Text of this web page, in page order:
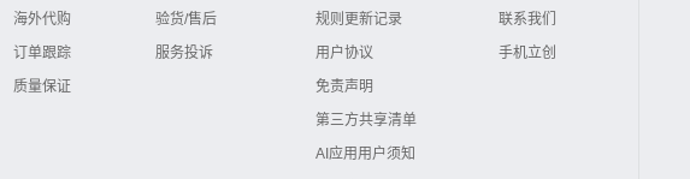
海外代购
订单跟踪
质量保证
验货/售后
服务投诉
规则更新记录
用户协议
免责声明
第三方共享清单
AI应用用户须知
联系我们
手机立创